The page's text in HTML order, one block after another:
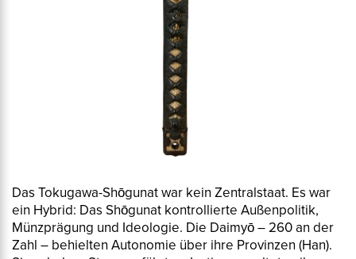
Das Tokugawa-Shōgunat war kein Zentralstaat. Es war
ein Hybrid: Das Shōgunat kontrollierte Außenpolitik,
Münzprägung und Ideologie. Die Daimyō – 260 an der
Zahl – behielten Autonomie über ihre Provinzen (Han).